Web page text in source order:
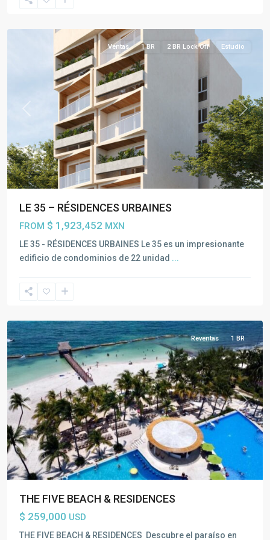
Riviera
Next
Ventas 1 BR 2 BR Lock Off Estudio
LE 35 – RÉSIDENCES URBAINES
FROM $ 1,923,452 MXN
LE 35 - RÉSIDENCES URBAINES Le 35 es un impresionante
edificio de condominios de 22 unidad ...
del
Previous Next
Reventas 1 BR
THE FIVE BEACH & RESIDENCES
$ 259,000 USD
THE FIVE BEACH & RESIDENCES Descubre el paraíso en
Toda
la
Maya,
Playa